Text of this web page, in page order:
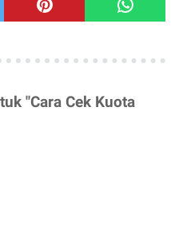
"Cara Cek Kuota